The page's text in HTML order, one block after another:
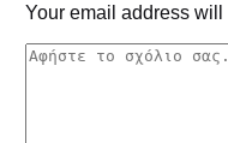
Your email address